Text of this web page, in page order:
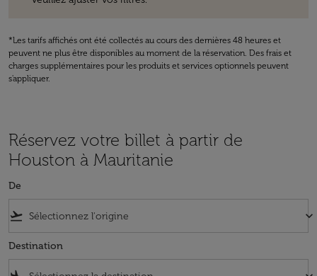
*Les tarifs affichés ont été collectés au cours des dernières 48 heures et
peuvent ne plus être disponibles au moment de la réservation. Des frais et
charges supplémentaires pour les produits et services optionnels peuvent
s'appliquer.
Réservez votre billet à partir de
Houston à Mauritanie
De
flight_takeoff keyboard_arrow_down
Destination